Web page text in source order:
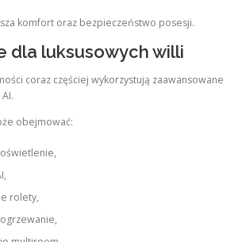
komfort oraz bezpieczeństwo posesji.
dla luksusowych willi
coraz częściej wykorzystują zaawansowane
obejmować:
rolety,